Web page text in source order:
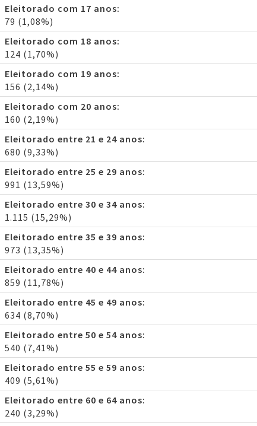
Eleitorado com 17 anos:
79 (1,08%)
Eleitorado com 18 anos:
124 (1,70%)
Eleitorado com 19 anos:
156 (2,14%)
Eleitorado com 20 anos:
160 (2,19%)
Eleitorado entre 21 e 24 anos:
680 (9,33%)
Eleitorado entre 25 e 29 anos:
991 (13,59%)
Eleitorado entre 30 e 34 anos:
1.115 (15,29%)
Eleitorado entre 35 e 39 anos:
973 (13,35%)
Eleitorado entre 40 e 44 anos:
859 (11,78%)
Eleitorado entre 45 e 49 anos:
634 (8,70%)
Eleitorado entre 50 e 54 anos:
540 (7,41%)
Eleitorado entre 55 e 59 anos:
409 (5,61%)
Eleitorado entre 60 e 64 anos:
240 (3,29%)